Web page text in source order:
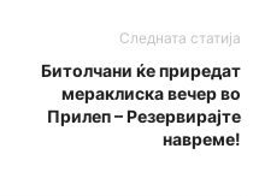
Следната статија
Битолчани ќе приредат
мераклиска вечер во
Прилеп – Резервирајте
навреме!